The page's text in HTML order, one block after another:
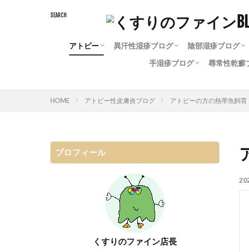
アトピー
赤ちゃんのアトピー性皮膚炎
大人のアトピー性皮膚炎
異汗性湿疹ブログ
異汗性湿疹治療中
陰部湿疹ブログ
陰部湿疹完治ブ
治らない陰部湿
治療中の陰部湿
陰部湿疹の症状
女性の陰部湿疹
手湿疹ブログ 尋常性乾癬
HOME アトピー性皮膚炎ブログ アトピーの方の熱帯魚飼育
プロフィール
くすりのファイン店長